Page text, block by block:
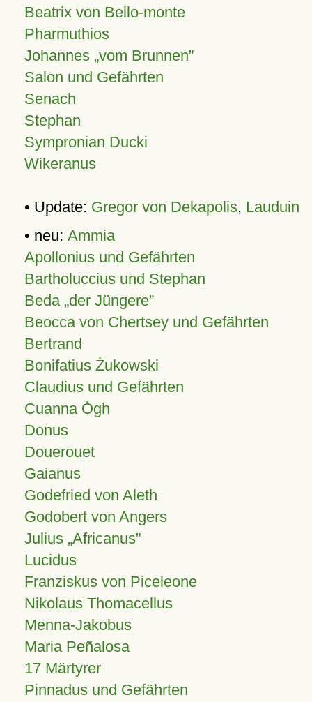
Beatrix von Bello-monte
Pharmuthios
Johannes vom Brunnen
Salon und Gefährten
Senach
Stephan
Sympronian Ducki
Wikeranus
• Update: Gregor von Dekapolis, Lauduin
• neu: Ammia
Apollonius und Gefährten
Bartholuccius und Stephan
Beda „der Jüngere”
Beocca von Chertsey und Gefährten
Bertrand
Bonifatius Żukowski
Claudius und Gefährten
Cuanna Ógh
Donus
Douerouet
Gaianus
Godefried von Aleth
Godobert von Angers
Julius Africanus
Lucidus
Franziskus von Piceleone
Nikolaus Thomacellus
Menna-Jakobus
Maria Peñalosa
17 Märtyrer
Pinnadus und Gefährten